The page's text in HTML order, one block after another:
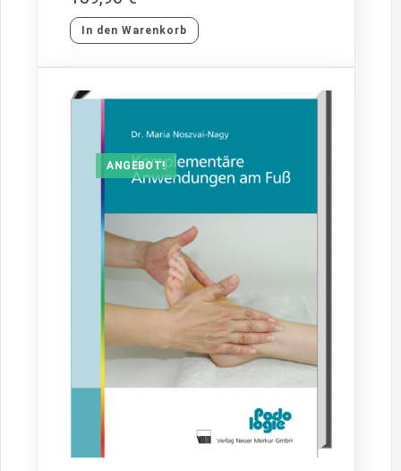
In den Warenkorb
ANGEBOT!